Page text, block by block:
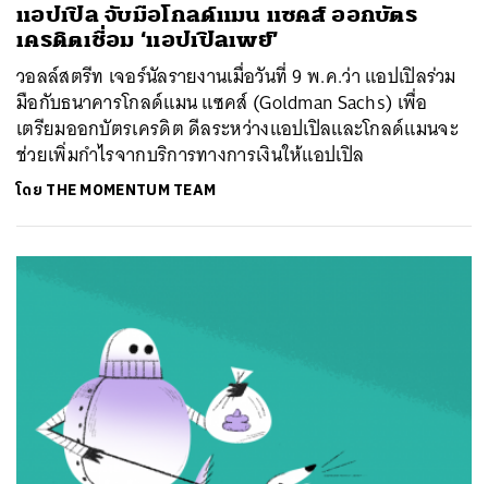
แอปเปิล จับมือโกลด์แมน แซคส์ ออกบัตร
เครดิตเชื่อม ‘แอปเปิลเพย์’
วอลล์สตรีท เจอร์นัลรายงานเมื่อวันที่ 9 พ.ค.ว่า แอปเปิลร่วม
มือกับธนาคารโกลด์แมน แซคส์ (Goldman Sachs) เพื่อ
เตรียมออกบัตรเครดิต ดีลระหว่างแอปเปิลและโกลด์แมนจะ
ช่วยเพิ่มกำไรจากบริการทางการเงินให้แอปเปิล
โดย THE MOMENTUM TEAM